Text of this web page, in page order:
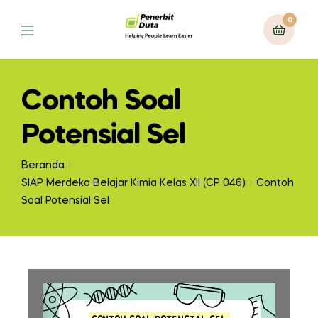
0
Contoh Soal
Potensial Sel
Beranda
SIAP Merdeka Belajar Kimia Kelas XII (CP 046)
Contoh
Soal Potensial Sel